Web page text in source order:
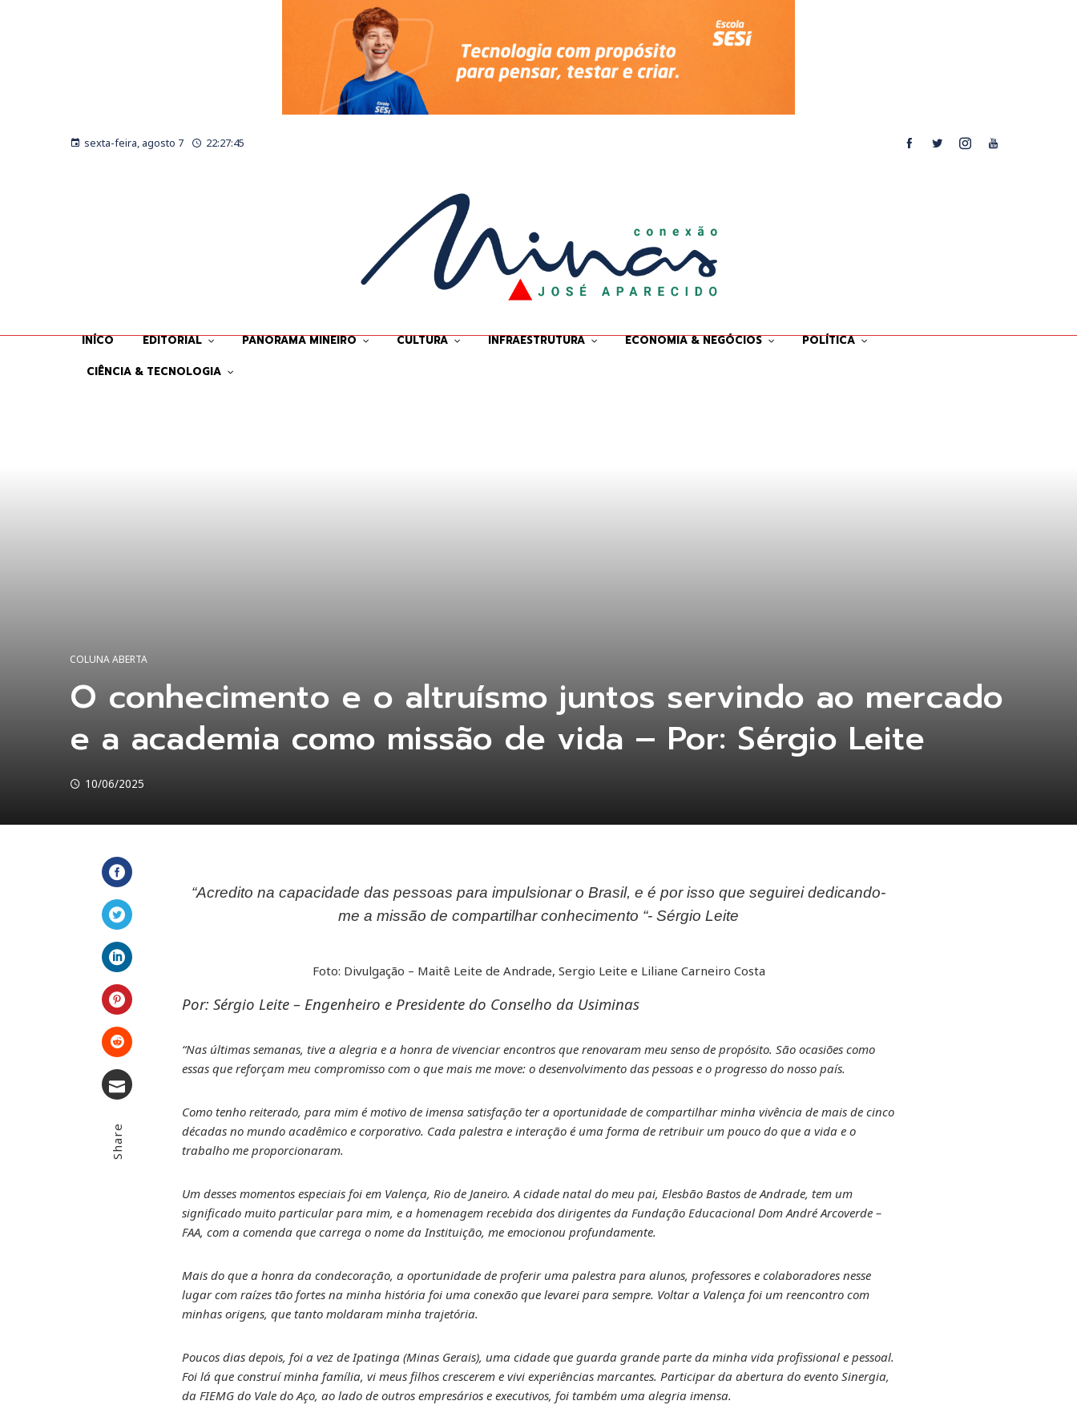
sexta-feira, agosto 7 22:27:47
INÍCO EDITORIAL PANORAMA MINEIRO CULTURA INFRAESTRUTURA ECONOMIA & NEGÓCIOS POLÍTICA
CIÊNCIA & TECNOLOGIA
COLUNA ABERTA
O conhecimento e o altruísmo juntos servindo ao mercado
e a academia como missão de vida – Por: Sérgio Leite
10/06/2025
Facebook
Twitter
LinkedIn
Pinterest
Stumbleupon
Share
“Acredito na capacidade das pessoas para impulsionar o Brasil, e é por isso que seguirei dedicando-
me a missão de compartilhar conhecimento “- Sérgio Leite
Foto: Divulgação – Maitê Leite de Andrade, Sergio Leite e Liliane Carneiro Costa
Por: Sérgio Leite – Engenheiro e Presidente do Conselho da Usiminas
“Nas últimas semanas, tive a alegria e a honra de vivenciar encontros que renovaram meu senso de propósito. São ocasiões como
essas que reforçam meu compromisso com o que mais me move: o desenvolvimento das pessoas e o progresso do nosso país.
Como tenho reiterado, para mim é motivo de imensa satisfação ter a oportunidade de compartilhar minha vivência de mais de cinco
décadas no mundo acadêmico e corporativo. Cada palestra e interação é uma forma de retribuir um pouco do que a vida e o
trabalho me proporcionaram.
Um desses momentos especiais foi em Valença, Rio de Janeiro. A cidade natal do meu pai, Elesbão Bastos de Andrade, tem um
significado muito particular para mim, e a homenagem recebida dos dirigentes da Fundação Educacional Dom André Arcoverde –
FAA, com a comenda que carrega o nome da Instituição, me emocionou profundamente.
Mais do que a honra da condecoração, a oportunidade de proferir uma palestra para alunos, professores e colaboradores nesse
lugar com raízes tão fortes na minha história foi uma conexão que levarei para sempre. Voltar a Valença foi um reencontro com
minhas origens, que tanto moldaram minha trajetória.
Poucos dias depois, foi a vez de Ipatinga (Minas Gerais), uma cidade que guarda grande parte da minha vida profissional e pessoal.
Foi lá que construí minha família, vi meus filhos crescerem e vivi experiências marcantes. Participar da abertura do evento Sinergia,
da FIEMG do Vale do Aço, ao lado de outros empresários e executivos, foi também uma alegria imensa.